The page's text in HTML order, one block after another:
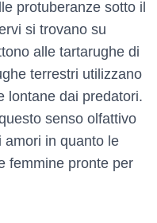
protuberanze sotto il
si trovano su
alle tartarughe di
terrestri utilizzano
lontane dai predatori.
senso olfattivo
amori in quanto le
femmine pronte per